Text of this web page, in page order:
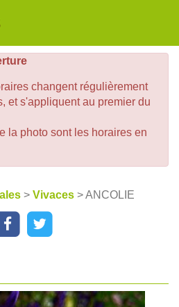
changent régulièrement
et s'appliquent au premier du
la photo sont les horaires en
> Vivaces > ANCOLIE